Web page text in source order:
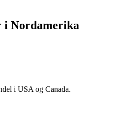
i Nordamerika
i USA og Canada.